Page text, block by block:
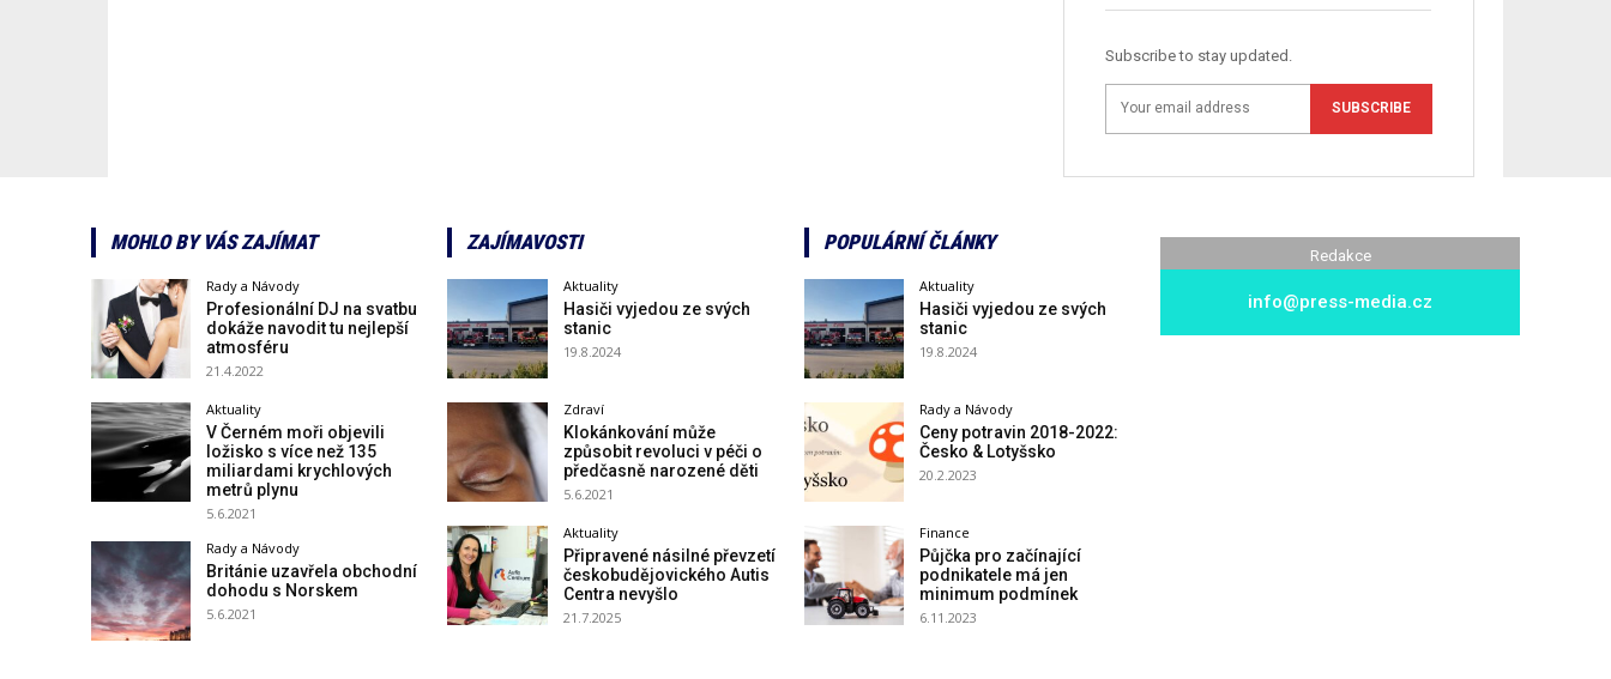
Subscribe to stay updated.
SUBSCRIBE
MOHLO BY VÁS ZAJÍMAT
Rady a Návody
Profesionální DJ na svatbu
dokáže navodit tu nejlepší
atmosféru
21.4.2022
Aktuality
V Černém moři objevili
ložisko s více než 135
miliardami krychlových
metrů plynu
5.6.2021
Rady a Návody
Británie uzavřela obchodní
dohodu s Norskem
5.6.2021
ZAJÍMAVOSTI
Aktuality
Hasiči vyjedou ze svých
stanic
19.8.2024
Zdraví
Klokánkování může
způsobit revoluci v péči o
předčasně narozené děti
5.6.2021
Aktuality
Připravené násilné převzetí
českobudějovického Autis
Centra nevyšlo
21.7.2025
POPULÁRNÍ ČLÁNKY
Aktuality
Hasiči vyjedou ze svých
stanic
19.8.2024
Rady a Návody
Ceny potravin 2018-2022:
Česko & Lotyšsko
20.2.2023
Finance
Půjčka pro začínající
podnikatele má jen
minimum podmínek
6.11.2023
Redakce
info@press-media.cz